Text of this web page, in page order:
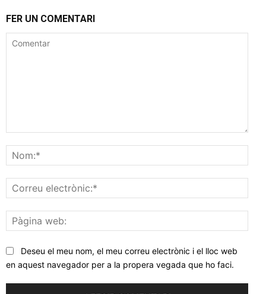
FER UN COMENTARI
web:
Deseu el meu nom, el meu correu electrònic i el lloc web
en aquest navegador per a la propera vegada que ho faci.